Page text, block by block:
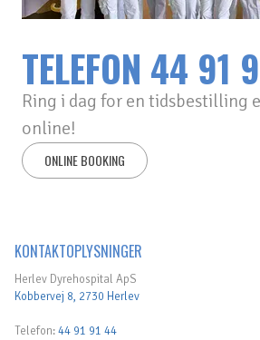
TELEFON 44 91
Ring i dag for en tidsbestilling
online!
ONLINE BOOKING
KONTAKTOPLYSNINGER
Herlev Dyrehospital ApS
Kobbervej 8, 2730 Herlev
Telefon:44 91 91 44